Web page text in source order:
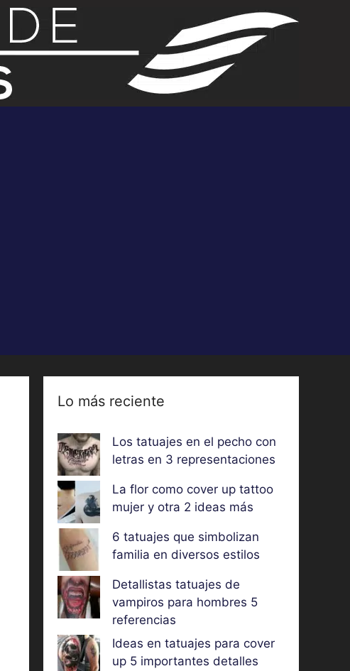
Lo más reciente
Los tatuajes en el pecho con
letras en 3 representaciones
La flor como cover up tattoo
mujer y otra 2 ideas más
6 tatuajes que simbolizan
familia en diversos estilos
Detallistas tatuajes de
vampiros para hombres 5
referencias
Ideas en tatuajes para cover
up 5 importantes detalles